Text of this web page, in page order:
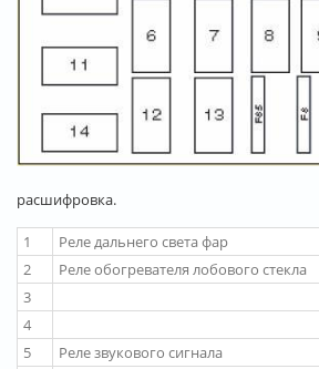
расшифровка.
1
Реле дальнего света фар
2
Реле обогревателя лобового стекла
3
4
5
Реле звукового сигнала